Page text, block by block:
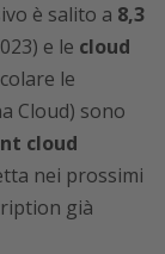
è salito a 8,3
e le cloud
le
Cloud) sono
cloud
nei prossimi
già